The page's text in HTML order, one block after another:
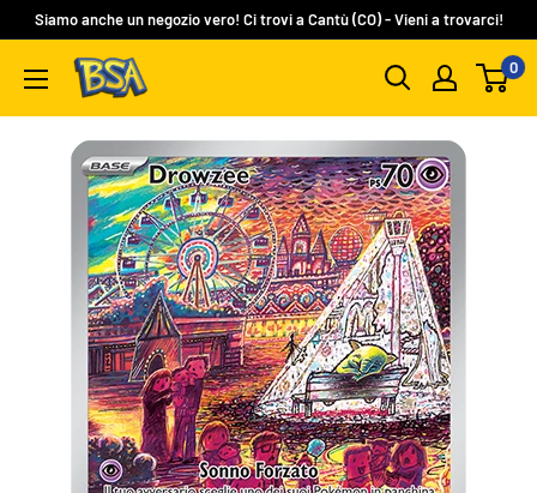
contenuto
Siamo anche un negozio vero! Ci trovi a Cantù (CO) - Vieni a trovarci!
BSA
Carte
Collezionabili
0